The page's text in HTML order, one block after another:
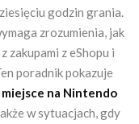
godzin grania.
zrozumienia, jak
zakupami z eShopu i
poradnik pokazuje
na Nintendo
w sytuacjach, gdy